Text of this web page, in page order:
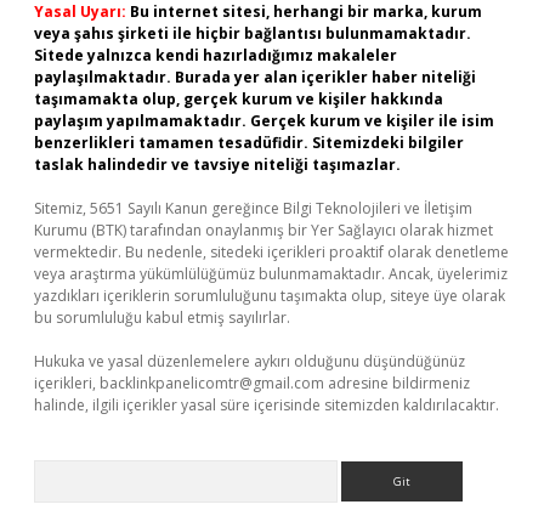
Yasal Uyarı: Bu internet sitesi, herhangi bir marka, kurum
veya şahıs şirketi ile hiçbir bağlantısı bulunmamaktadır.
Sitede yalnızca kendi hazırladığımız makaleler
paylaşılmaktadır. Burada yer alan içerikler haber niteliği
taşımamakta olup, gerçek kurum ve kişiler hakkında
paylaşım yapılmamaktadır. Gerçek kurum ve kişiler ile isim
benzerlikleri tamamen tesadüfidir. Sitemizdeki bilgiler
taslak halindedir ve tavsiye niteliği taşımazlar.
Sitemiz, 5651 Sayılı Kanun gereğince Bilgi Teknolojileri ve İletişim
Kurumu (BTK) tarafından onaylanmış bir Yer Sağlayıcı olarak hizmet
vermektedir. Bu nedenle, sitedeki içerikleri proaktif olarak denetleme
veya araştırma yükümlülüğümüz bulunmamaktadır. Ancak, üyelerimiz
yazdıkları içeriklerin sorumluluğunu taşımakta olup, siteye üye olarak
bu sorumluluğu kabul etmiş sayılırlar.
Hukuka ve yasal düzenlemelere aykırı olduğunu düşündüğünüz
içerikleri, backlinkpanelicomtr@gmail.com adresine bildirmeniz
halinde, ilgili içerikler yasal süre içerisinde sitemizden kaldırılacaktır.